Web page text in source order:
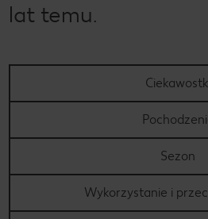
lat temu.
Sezon
Wykorzystanie i